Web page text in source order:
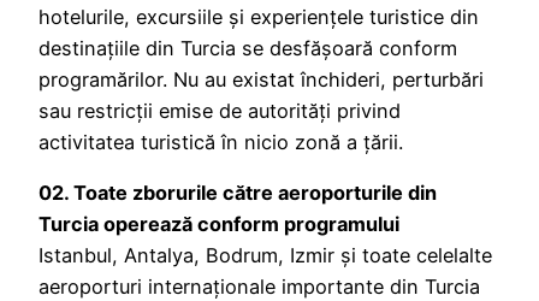
hotelurile, excursiile și experiențele turistice din
destinațiile din Turcia se desfășoară conform
programărilor. Nu au existat închideri, perturbări
sau restricții emise de autorități privind
activitatea turistică în nicio zonă a țării.
02. Toate zborurile către aeroporturile din
Turcia operează conform programului
Istanbul, Antalya, Bodrum, Izmir și toate celelalte
aeroporturi internaționale importante din Turcia